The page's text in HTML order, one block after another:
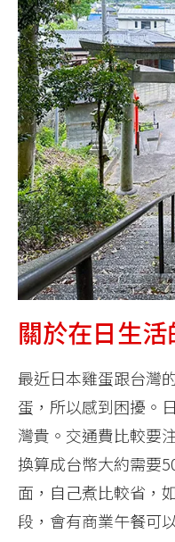
關於在日生
最近日本雞蛋跟台灣
蛋，所以感到困擾。
灣貴。交通費比較要
換算成台幣大約需要
面，自己煮比較省，
段，會有商業午餐可